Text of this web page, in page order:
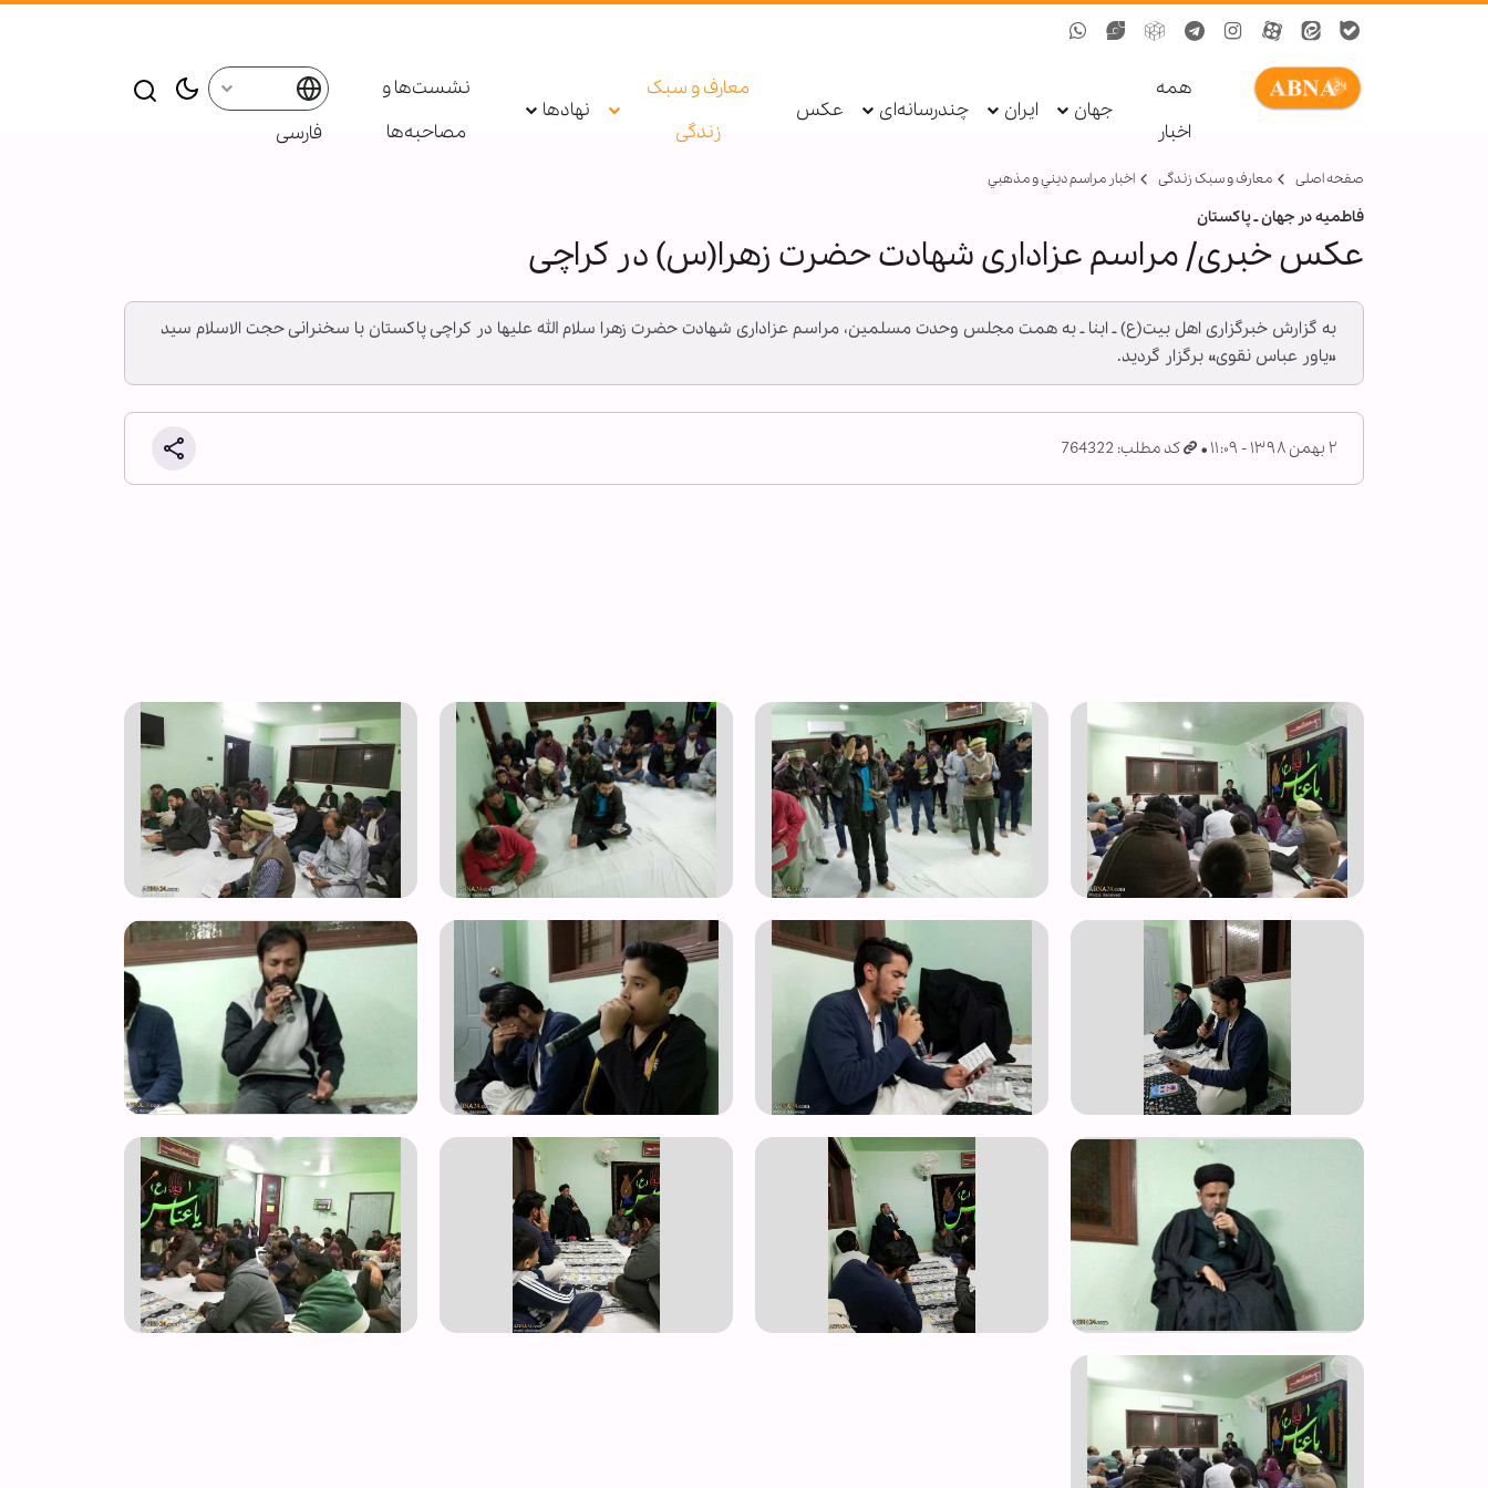
همه
اخبار
جهان ایران چندرسانه‌ای عکس
معارف و سبک
زندگی
نهادها
نشست‌ها و
مصاحبه‌ها
فارسی
صفحه اصلی معارف و سبک زندگی اخبار مراسم ديني و مذهبي
فاطمیه در جهان ـ پاکستان
عکس خبری/ مراسم عزاداری شهادت حضرت زهرا(س) در کراچی
به گزارش خبرگزاری اهل بیت(ع) ـ ابنا ـ به همت مجلس وحدت مسلمین، مراسم عزاداری شهادت حضرت زهرا سلام الله علیها در کراچی پاکستان با سخنرانی حجت الاسلام سید
«یاور عباس نقوی» برگزار گردید.
۲ بهمن ۱۳۹۸ - ۱۱:۰۹ کد مطلب: 764322